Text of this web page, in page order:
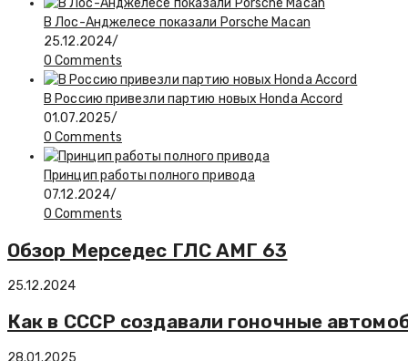
В Лос-Анджелесе показали Porsche Macan
25.12.2024/
0 Comments
В Россию привезли партию новых Honda Accord
01.07.2025/
0 Comments
Принцип работы полного привода
07.12.2024/
0 Comments
Обзор Мерседес ГЛС АМГ 63
25.12.2024
Как в СССР создавали гоночные
28.01.2025